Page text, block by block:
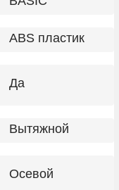
ABS пластик
Да
Вытяжной
Осевой